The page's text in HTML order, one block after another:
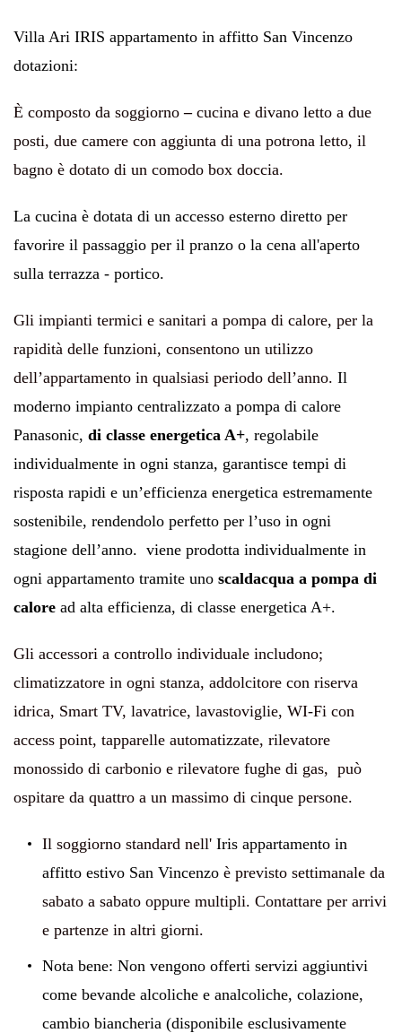
Villa Ari IRIS appartamento in affitto San Vincenzo
dotazioni:
È composto da soggiorno– cucina e divano letto a due
posti, due camere con aggiunta di una potrona letto, il
bagno è dotato di un comodo box doccia.
La cucina è dotata di un accesso esterno diretto per
favorire il passaggio per il pranzo o la cena all'aperto
sulla terrazza - portico.
Gli impianti termici e sanitari a pompa di calore, per la
rapidità delle funzioni, consentono un utilizzo
dell’appartamento in qualsiasi periodo dell’anno. Il
moderno impianto centralizzato a pompa di calore
Panasonic, di classe energetica A+, regolabile
individualmente in ogni stanza, garantisce tempi di
risposta rapidi e un’efficienza energetica estremamente
sostenibile, rendendolo perfetto per l’uso in ogni
stagione dell’anno. viene prodotta individualmente in
ogni appartamento tramite uno scaldacqua a pompa di
calore ad alta efficienza, di classe energetica A+.
Gli accessori a controllo individuale includono;
climatizzatore in ogni stanza, addolcitore con riserva
idrica, Smart TV, lavatrice, lavastoviglie, WI-Fi con
access point, tapparelle automatizzate, rilevatore
monossido di carbonio e rilevatore fughe di gas, può
ospitare da quattro a un massimo di cinque persone.
Il soggiorno standard nell' Iris appartamento in
affitto estivo San Vincenzo è previsto settimanale da
sabato a sabato oppure multipli. Contattare per arrivi
e partenze in altri giorni.
Nota bene: Non vengono offerti servizi aggiuntivi
come bevande alcoliche e analcoliche, colazione,
cambio biancheria (disponibile esclusivamente